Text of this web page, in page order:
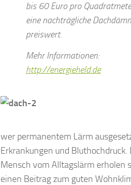
bis 60 Euro pro
eine nachträgliche
preiswert.
Mehr Informationen:
http://energieheld.de
wer permanentem Lärm
Erkrankungen und
Mensch vom Alltagslärm erholen
einen Beitrag zum guten